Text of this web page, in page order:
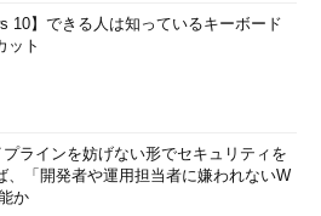
10】できる人は知っているキーボード
ット
ラインを妨げない形でセキュリティを
、「開発者や運用担当者に嫌われないW
か